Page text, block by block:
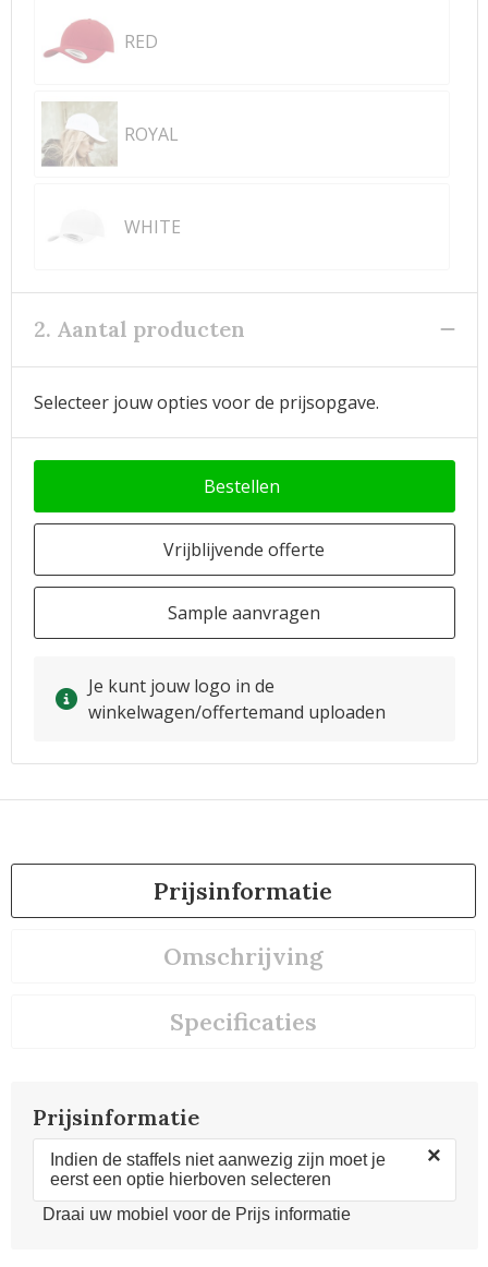
RED
ROYAL
WHITE
2. Aantal producten
Selecteer jouw opties voor de prijsopgave.
Bestellen
Vrijblijvende offerte
Sample aanvragen
Je kunt jouw logo in de
winkelwagen/offertemand uploaden
Prijsinformatie
Omschrijving
Specificaties
Prijsinformatie
Indien de staffels niet aanwezig zijn moet je
eerst een optie hierboven selecteren
×
Draai uw mobiel voor de Prijs informatie